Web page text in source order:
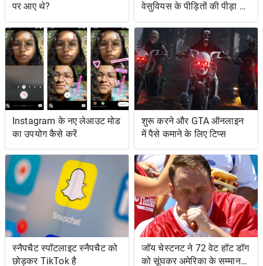
पर आए थे?
वेसुवियस के पीड़ितों की पीड़ा को
दर्शाते हैं
Instagram के नए लेआउट मोड
का उपयोग कैसे करें
शुरू करने और GTA ऑनलाइन
में पैसे कमाने के लिए टिप्स
स्नैपचैट स्पॉटलाइट स्नैपचैट को
छोड़कर TikTok है
जॉय चेस्टनट ने 72 वेट हॉट डॉग
को सूंघकर अमेरिका के सम्मान